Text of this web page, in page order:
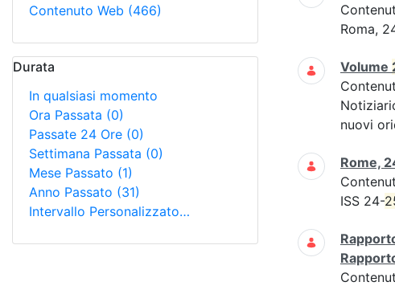
Contenuto Web (466)
Durata
In qualsiasi momento
Ora Passata (0)
Passate 24 Ore (0)
Settimana Passata (0)
Mese Passato (1)
Anno Passato (31)
Intervallo Personalizzato…
Roma,
Volume
nuovi
Rome,
ISS 24-